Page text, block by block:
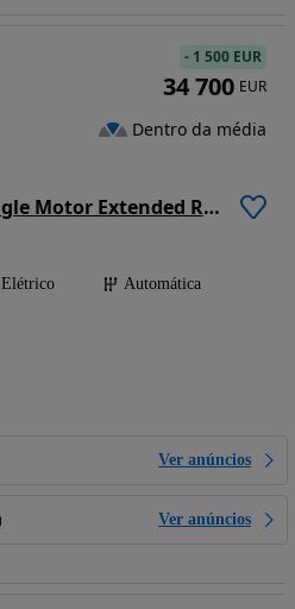
Volvo EX30 69 kWh Single Motor Extended Range Core
Elétrico
Automática
Ver anúncios
Ver anúncios
- 1 500 EUR
34 700 EUR
Dentro da média